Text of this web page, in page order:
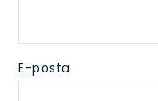
E-posta